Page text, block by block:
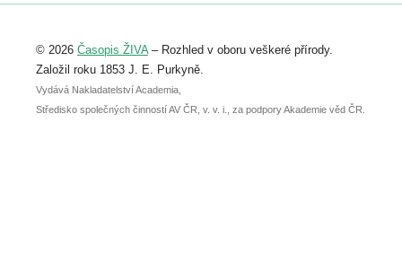
Registrovat se můžete do 6. září.
abstraktu přihlášené přednášky nebo
posteru je už 30. června.
© 2026 Časopis ŽIVA– Rozhled v oboru veškeré přírody.
Založil roku 1853 J. E. Purkyně.
Vydává Nakladatelství Academia,
Středisko společných činností AV ČR, v. v. i., za podpory Akademie věd ČR.